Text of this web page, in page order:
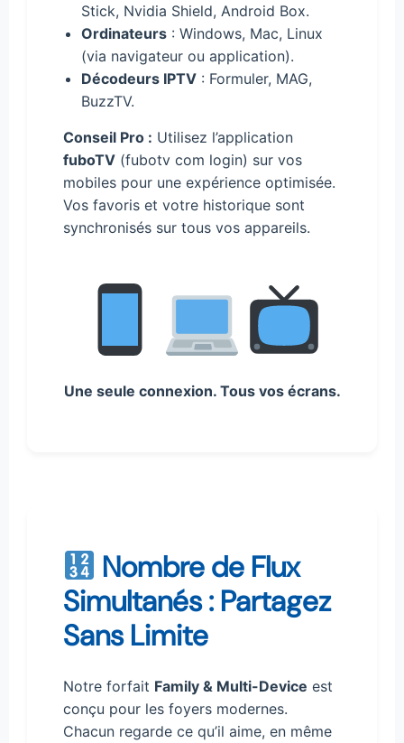
Stick, Nvidia Shield, Android Box.
Ordinateurs : Windows, Mac, Linux
(via navigateur ou application).
Décodeurs IPTV : Formuler, MAG,
BuzzTV.
Conseil Pro : Utilisez l’application
fuboTV (fubotv com login) sur vos
mobiles pour une expérience optimisée.
Vos favoris et votre historique sont
synchronisés sur tous vos appareils.
Une seule connexion. Tous vos écrans.
Nombre de Flux
Simultanés : Partagez
Sans Limite
Notre forfait Family & Multi-Device est
conçu pour les foyers modernes.
Chacun regarde ce qu’il aime, en même